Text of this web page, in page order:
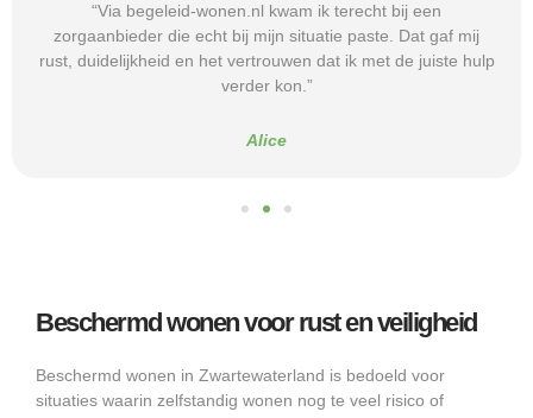
“Via begeleid-wonen.nl kwam ik terecht bij een
zorgaanbieder die echt bij mijn situatie paste. Dat gaf mij
rust, duidelijkheid en het vertrouwen dat ik met de juiste hulp
verder kon.”
Alice
Beschermd wonen voor rust en veiligheid
Beschermd wonen in Zwartewaterland is bedoeld voor
situaties waarin zelfstandig wonen nog te veel risico of